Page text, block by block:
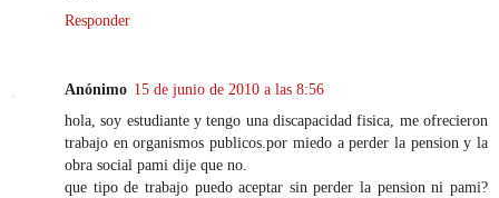
Responder
Anónimo 15 de junio de 2010 a las 8:56
hola, soy estudiante y tengo una discapacidad fisica, me ofrecieron
trabajo en organismos publicos.por miedo a perder la pension y la
obra social pami dije que no.
que tipo de trabajo puedo aceptar sin perder la pension ni pami?